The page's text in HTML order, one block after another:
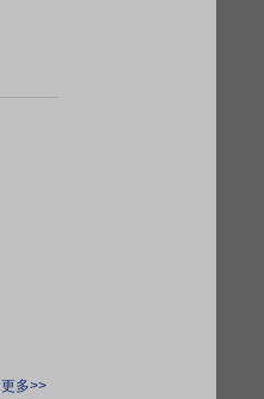
更多>>